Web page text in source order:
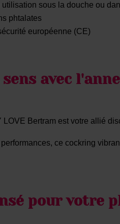
sous la douche ou
phtalates
européenne (CE)
avec
LOVE Bertram est votre allié
ce cockring
pour votre